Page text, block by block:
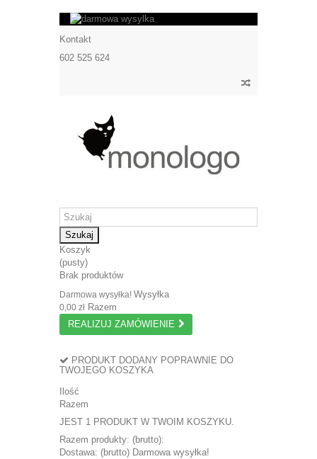
Kontakt
602 525 624
Szukaj
Koszyk
(pusty)
Brak produktów
Darmowa wysyłka! Wysyłka
0,00 zł Razem
REALIZUJ ZAMÓWIENIE
PRODUKT DODANY POPRAWNIE DO
TWOJEGO KOSZYKA
Ilość
Razem
JEST 1 PRODUKT W TWOIM KOSZYKU.
Razem produkty: (brutto):
Dostawa: (brutto) Darmowa wysyłka!